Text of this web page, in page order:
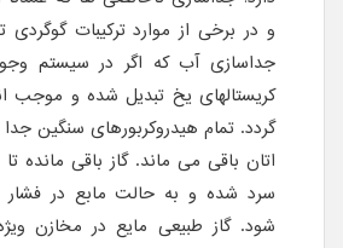
و در برخی از موارد ترکیبات
جداسازی آب که اگر در سیستم
کریستالهای یخ تبدیل شده و موجب
گردد. تمام هیدروکربورهای سنگین
سرد شده و به حالت مابع در فشار
شود. گاز طبیعی مایع در مخازن